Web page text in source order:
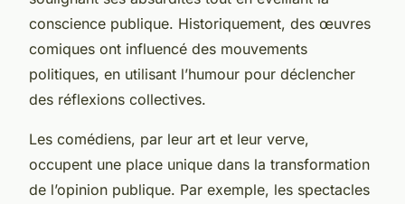
conscience publique. Historiquement, des œuvres
comiques ont influencé des mouvements
politiques, en utilisant l’humour pour déclencher
des réflexions collectives.
Les comédiens, par leur art et leur verve,
occupent une place unique dans la transformation
de l’opinion publique. Par exemple, les spectacles